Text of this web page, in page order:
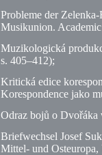
Probleme der
Musikunion.
Muzikologická
s. 405–412);
Kritická edice
Korespondence jako
Odraz bojů o Dvořáka
Briefwechsel Josef
Mittel- und